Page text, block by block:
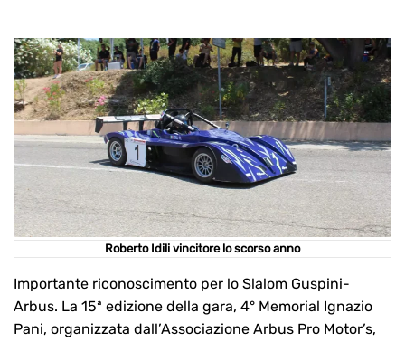
Roberto Idili vincitore lo scorso anno
Importante riconoscimento per lo Slalom Guspini-
Arbus. La 15ª edizione della gara, 4° Memorial Ignazio
Pani, organizzata dall’Associazione Arbus Pro Motor’s,